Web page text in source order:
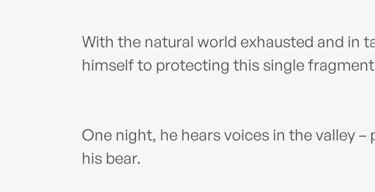
With the natural world exhausted and in
himself to protecting this single
One night, he hears voices in the valley
his bear.